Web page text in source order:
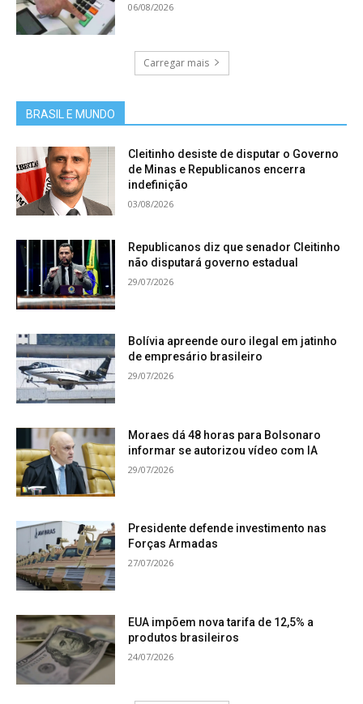
06/08/2026
Carregar mais
BRASIL E MUNDO
Cleitinho desiste de disputar o Governo
de Minas e Republicanos encerra
indefinição
03/08/2026
Republicanos diz que senador Cleitinho
não disputará governo estadual
29/07/2026
Bolívia apreende ouro ilegal em jatinho
de empresário brasileiro
29/07/2026
Moraes dá 48 horas para Bolsonaro
informar se autorizou vídeo com IA
29/07/2026
Presidente defende investimento nas
Forças Armadas
27/07/2026
EUA impõem nova tarifa de 12,5% a
produtos brasileiros
24/07/2026